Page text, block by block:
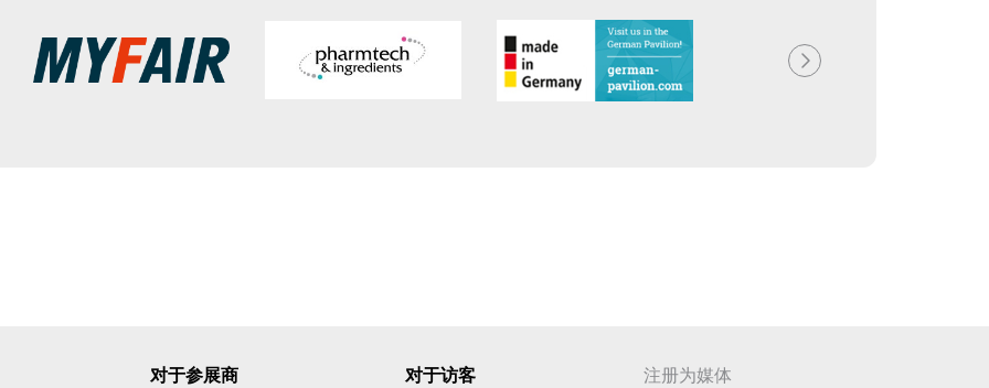
对于参展商
对于访客
注册为媒体